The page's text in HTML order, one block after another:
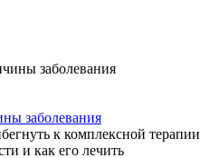
заболевания
к комплексной